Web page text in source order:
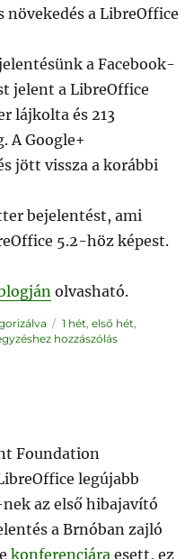
növekedés a LibreOffice
a Facebook-
jelent a LibreOffice
lájkolta és 213
A Google+
jött vissza a korábbi
bejelentést, ami
5.2-höz képest.
olvasható.
Címke
1 hét, első hét,
hozzászólás
Foundation
legújabb
az első hibajavító
a Brnóban zajló
konferenciára esett, ez